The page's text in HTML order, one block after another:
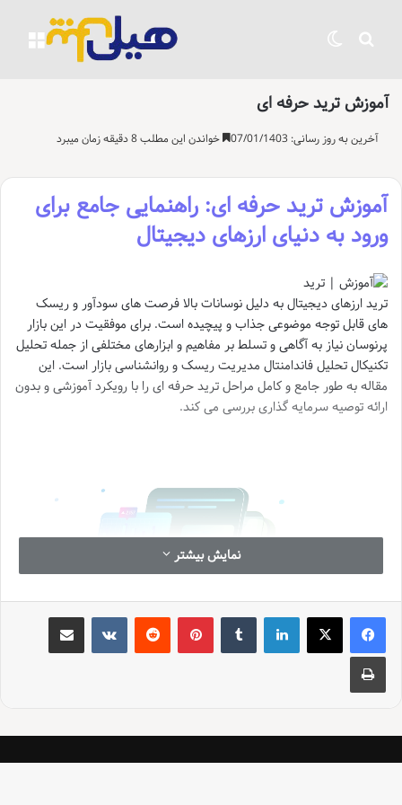
جستجو برای
آموزش ترید حرفه ای
آخرین به روز رسانی: 07/01/1403 خواندن این مطلب 8 دقیقه زمان میبرد
آموزش ترید حرفه ای: راهنمایی جامع برای
ورود به دنیای ارزهای دیجیتال
ترید ارزهای دیجیتال به دلیل نوسانات بالا فرصت های سودآور و ریسک
های قابل توجه موضوعی جذاب و پیچیده است. برای موفقیت در این بازار
پرنوسان نیاز به آگاهی و تسلط بر مفاهیم و ابزارهای مختلفی از جمله تحلیل
تکنیکال تحلیل فاندامنتال مدیریت ریسک و روانشناسی بازار است. این
مقاله به طور جامع و کامل مراحل ترید حرفه ای را با رویکرد آموزشی و بدون
ارائه توصیه سرمایه گذاری بررسی می کند.
نمایش بیشتر
لینکدین ‫تامبلر ‫پین‌ترست‫رددیت ‫VKontakteاشتراک گذاری از طریق ایمیل
چاپ